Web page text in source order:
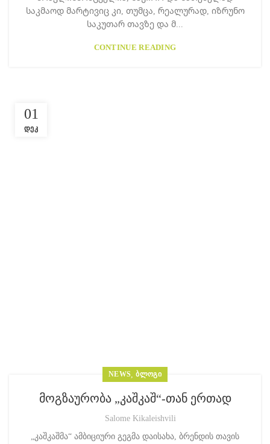
საკმაოდ მარტივიც კი, თუმცა, რეალურად, იზრუნო
საკუთარ თავზე და მ...
CONTINUE READING
01
ᲓᲔᲙ
NEWS ,ᲑᲚᲝᲒᲘ
მოგზაურობა „კაშკაშ“-თან ერთად
Salome Kikaleishvili
„კაშკაშმა“ ამბიციური გეგმა დაისახა, ბრენდის თავის